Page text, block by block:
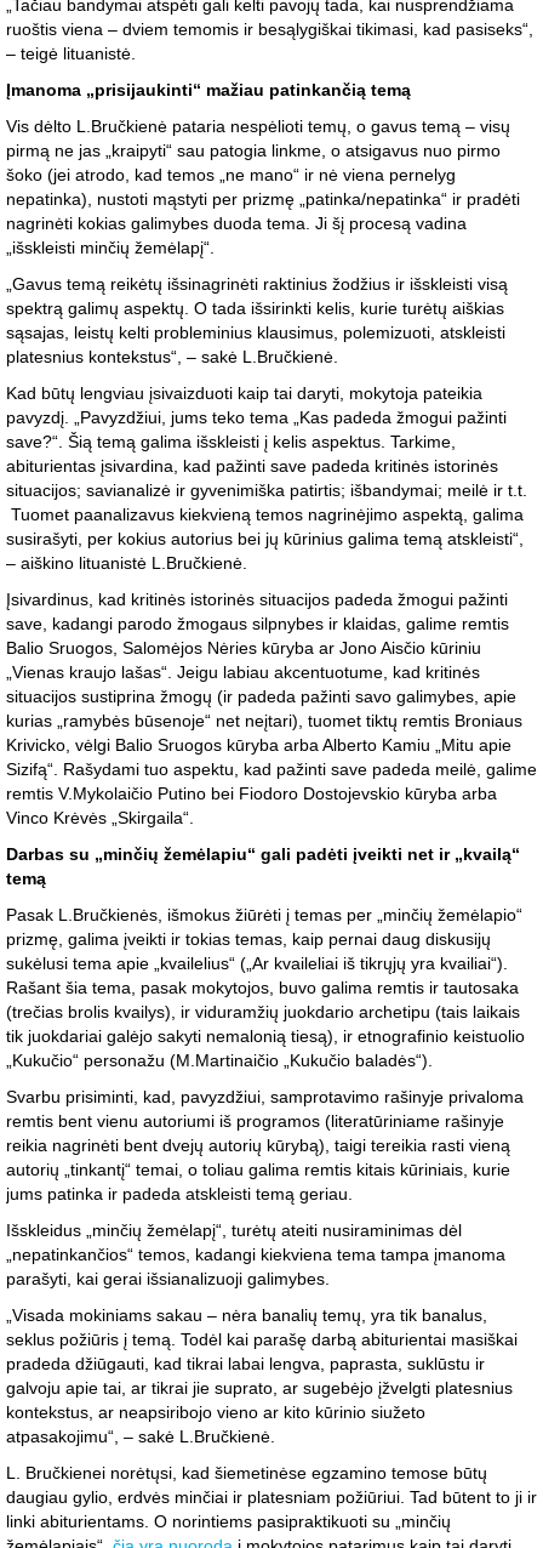
„Tačiau bandymai atspėti gali kelti pavojų tada, kai nusprendžiama
ruoštis viena – dviem temomis ir besąlygiškai tikimasi, kad pasiseks“,
– teigė lituanistė.
Įmanoma „prisijaukinti“ mažiau patinkančią temą
Vis dėlto L.Bručkienė pataria nespėlioti temų, o gavus temą – visų
pirmą ne jas „kraipyti“ sau patogia linkme, o atsigavus nuo pirmo
šoko (jei atrodo, kad temos „ne mano“ ir nė viena pernelyg
nepatinka), nustoti mąstyti per prizmę „patinka/nepatinka“ ir pradėti
nagrinėti kokias galimybes duoda tema. Ji šį procesą vadina
„išskleisti minčių žemėlapį“.
„Gavus temą reikėtų išsinagrinėti raktinius žodžius ir išskleisti visą
spektrą galimų aspektų. O tada išsirinkti kelis, kurie turėtų aiškias
sąsajas, leistų kelti probleminius klausimus, polemizuoti, atskleisti
platesnius kontekstus“, – sakė L.Bručkienė.
Kad būtų lengviau įsivaizduoti kaip tai daryti, mokytoja pateikia
pavyzdį. „Pavyzdžiui, jums teko tema „Kas padeda žmogui pažinti
save?“. Šią temą galima išskleisti į kelis aspektus. Tarkime,
abiturientas įsivardina, kad pažinti save padeda kritinės istorinės
situacijos; savianalizė ir gyvenimiška patirtis; išbandymai; meilė ir t.t.
Tuomet paanalizavus kiekvieną temos nagrinėjimo aspektą, galima
susirašyti, per kokius autorius bei jų kūrinius galima temą atskleisti“,
– aiškino lituanistė L.Bručkienė.
Įsivardinus, kad kritinės istorinės situacijos padeda žmogui pažinti
save, kadangi parodo žmogaus silpnybes ir klaidas, galime remtis
Balio Sruogos, Salomėjos Nėries kūryba ar Jono Aisčio kūriniu
„Vienas kraujo lašas“. Jeigu labiau akcentuotume, kad kritinės
situacijos sustiprina žmogų (ir padeda pažinti savo galimybes, apie
kurias „ramybės būsenoje“ net neįtari), tuomet tiktų remtis Broniaus
Krivicko, vėlgi Balio Sruogos kūryba arba Alberto Kamiu „Mitu apie
Sizifą“. Rašydami tuo aspektu, kad pažinti save padeda meilė, galime
remtis V.Mykolaičio Putino bei Fiodoro Dostojevskio kūryba arba
Vinco Krėvės „Skirgaila“.
Darbas su „minčių žemėlapiu“ gali padėti įveikti net ir „kvailą“
temą
Pasak L.Bručkienės, išmokus žiūrėti į temas per „minčių žemėlapio“
prizmę, galima įveikti ir tokias temas, kaip pernai daug diskusijų
sukėlusi tema apie „kvailelius“ („Ar kvaileliai iš tikrųjų yra kvailiai“).
Rašant šia tema, pasak mokytojos, buvo galima remtis ir tautosaka
(trečias brolis kvailys), ir viduramžių juokdario archetipu (tais laikais
tik juokdariai galėjo sakyti nemalonią tiesą), ir etnografinio keistuolio
„Kukučio“ personažu (M.Martinaičio „Kukučio baladės“).
Svarbu prisiminti, kad, pavyzdžiui, samprotavimo rašinyje privaloma
remtis bent vienu autoriumi iš programos (literatūriniame rašinyje
reikia nagrinėti bent dvejų autorių kūrybą), taigi tereikia rasti vieną
autorių „tinkantį“ temai, o toliau galima remtis kitais kūriniais, kurie
jums patinka ir padeda atskleisti temą geriau.
Išskleidus „minčių žemėlapį“, turėtų ateiti nusiraminimas dėl
„nepatinkančios“ temos, kadangi kiekviena tema tampa įmanoma
parašyti, kai gerai išsianalizuoji galimybes.
„Visada mokiniams sakau – nėra banalių temų, yra tik banalus,
seklus požiūris į temą. Todėl kai parašę darbą abiturientai masiškai
pradeda džiūgauti, kad tikrai labai lengva, paprasta, suklūstu ir
galvoju apie tai, ar tikrai jie suprato, ar sugebėjo įžvelgti platesnius
kontekstus, ar neapsiribojo vieno ar kito kūrinio siužeto
atpasakojimu“, – sakė L.Bručkienė.
L. Bručkienei norėtųsi, kad šiemetinėse egzamino temose būtų
daugiau gylio, erdvės minčiai ir platesniam požiūriui. Tad būtent to ji ir
linki abiturientams. O norintiems pasipraktikuoti su „minčių